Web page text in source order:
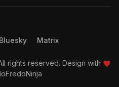
Bluesky Matrix
rights reserved. Design with